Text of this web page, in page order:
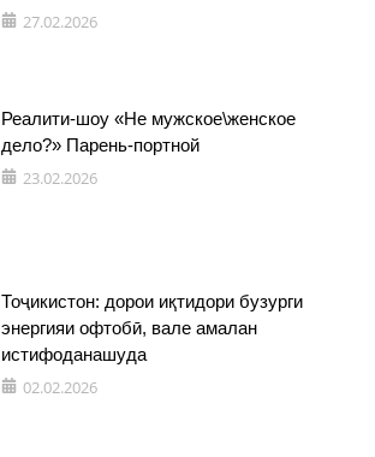
27.02.2026
Реалити-шоу «Не мужское\женское
дело?» Парень-портной
23.02.2026
Тоҷикистон: дорои иқтидори бузурги
энергияи офтобӣ, вале амалан
истифоданашуда
02.02.2026